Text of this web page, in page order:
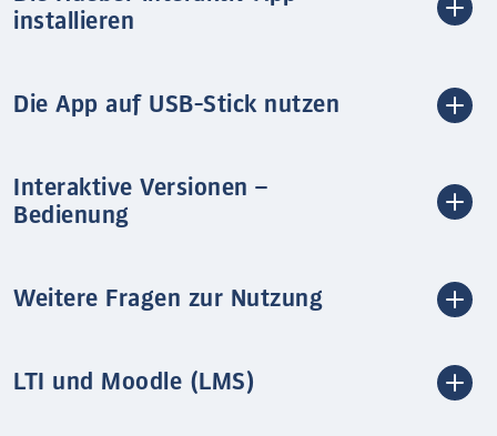
installieren
Die App auf USB-Stick nutzen
Interaktive Versionen –
Bedienung
Weitere Fragen zur Nutzung
LTI und Moodle (LMS)